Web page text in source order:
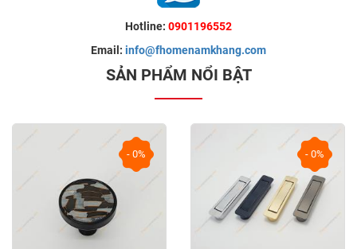
Hotline: 0901196552
Email: info@fhomenamkhang.com
SẢN PHẨM NỔI BẬT
- 0% - 0%